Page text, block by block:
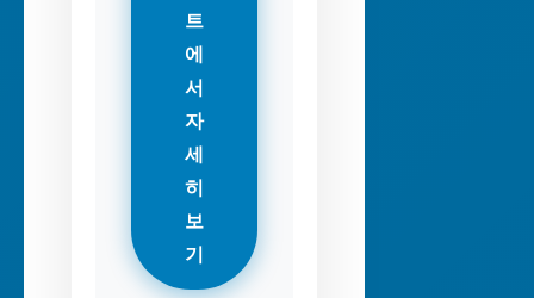
트
에
서
자
세
히
보
기